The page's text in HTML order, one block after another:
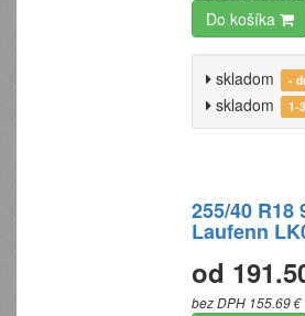
Do košíka
skladom -
skladom
1-
255/40 R18
Laufenn
od
bez DPH 155.69 €